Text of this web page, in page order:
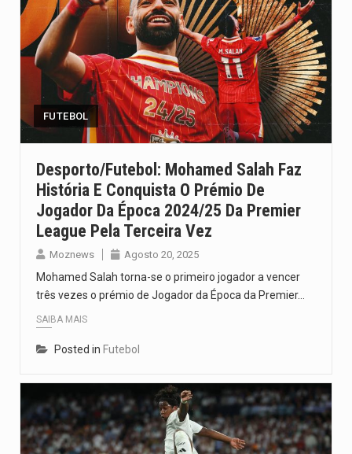
FUTEBOL
Desporto/Futebol: Mohamed Salah Faz
História E Conquista O Prémio De
Jogador Da Época 2024/25 Da Premier
League Pela Terceira Vez
Moznews Agosto 20, 2025
Mohamed Salah torna-se o primeiro jogador a vencer
três vezes o prémio de Jogador da Época da Premier…
SAIBA MAIS
Posted in Futebol